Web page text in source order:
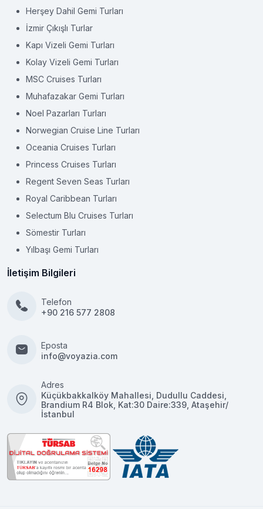
Herşey Dahil Gemi Turları
İzmir Çıkışlı Turlar
Kapı Vizeli Gemi Turları
Kolay Vizeli Gemi Turları
MSC Cruises Turları
Muhafazakar Gemi Turları
Noel Pazarları Turları
Norwegian Cruise Line Turları
Oceania Cruises Turları
Princess Cruises Turları
Regent Seven Seas Turları
Royal Caribbean Turları
Selectum Blu Cruises Turları
Sömestir Turları
Yılbaşı Gemi Turları
İletişim Bilgileri
Telefon
+90 216 577 2808
Eposta
info@voyazia.com
Adres
Küçükbakkalköy Mahallesi, Dudullu Caddesi,
Brandium R4 Blok, Kat:30 Daire:339, Ataşehir/
İstanbul